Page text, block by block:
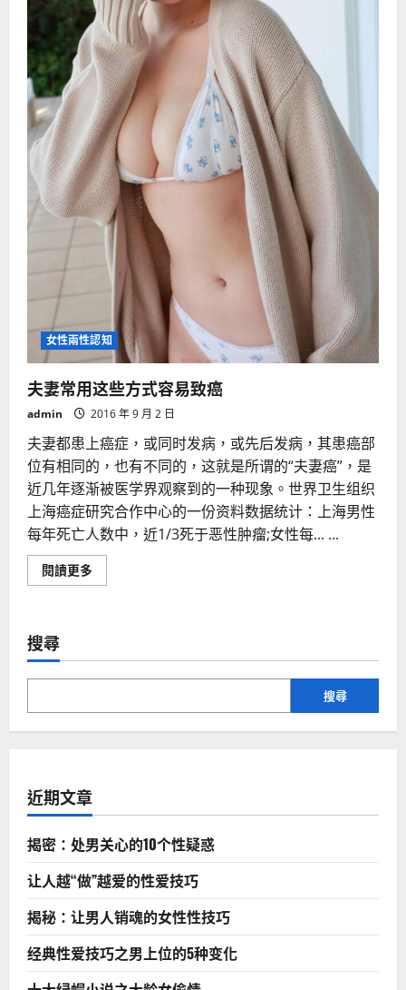
女性兩性認知
夫妻常用这些方式容易致癌
admin 2016 年 9 月 2 日
夫妻都患上癌症，或同时发病，或先后发病，其患癌部
位有相同的，也有不同的，这就是所谓的“夫妻癌”，是
近几年逐渐被医学界观察到的一种现象。世界卫生组织
上海癌症研究合作中心的一份资料数据统计：上海男性
每年死亡人数中，近1/3死于恶性肿瘤;女性每... ...
閱讀更多
more
这
方
容
致
搜尋
搜尋
近期文章
揭密：处男关心的10个性疑惑
让人越“做”越爱的性爱技巧
揭秘：让男人销魂的女性性技巧
经典性爱技巧之男上位的5种变化